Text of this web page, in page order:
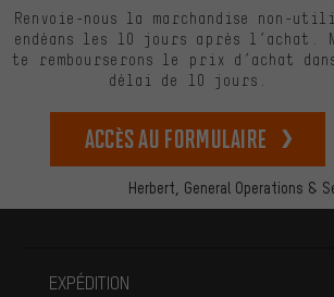
Herbert, General Operations &
Renvoie-nous la marchandise non-
endéans les 10 jours après l’achat.
te rembourserons le prix d’achat
délai de 10 jours.
Accès au formulaire
EXPÉDITION